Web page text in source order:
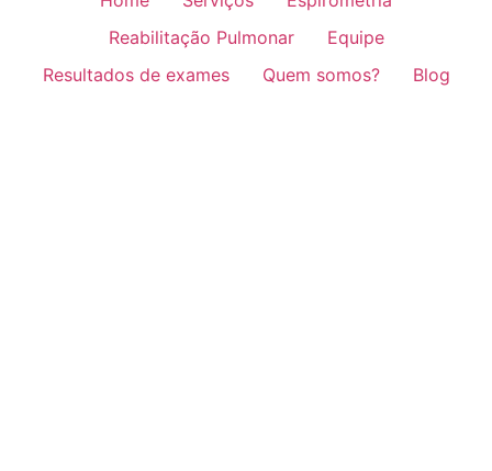
Reabilitação Pulmonar
Equipe
Resultados de exames
Quem somos? Blog